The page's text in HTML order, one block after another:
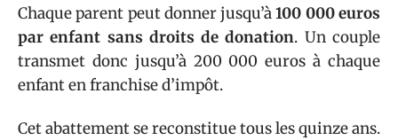
Chaque parent peut donner jusqu’à100 000 euros
par enfant sans droits de donation. Un couple
transmet donc jusqu’à 200 000 euros à chaque
enfant en franchise d’impôt.
Cet abattement se reconstitue tous les quinze ans.